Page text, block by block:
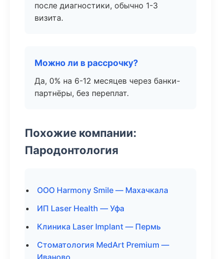
после диагностики, обычно 1-3
визита.
Можно ли в рассрочку?
Да, 0% на 6-12 месяцев через банки-
партнёры, без переплат.
Похожие компании:
Пародонтология
ООО Harmony Smile — Махачкала
ИП Laser Health — Уфа
Клиника Laser Implant — Пермь
Стоматология MedArt Premium —
Иваново